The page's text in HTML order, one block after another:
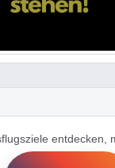
entdecken,